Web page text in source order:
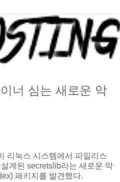
너 심는 새로운 악
리눅스 시스템에서 파일리스
계된 secretslib라는 새로운 악
패키지를 발견했다.